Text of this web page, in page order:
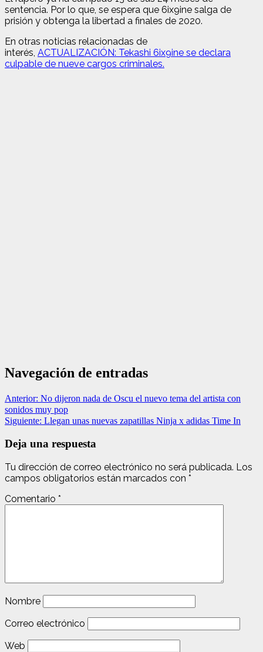
sentencia. Por lo que, se espera que 6ix9ine salga de
prisión y obtenga la libertad a finales de 2020.
En otras noticias relacionadas de
interés, ACTUALIZACIÓN: Tekashi 6ix9ine se declara
culpable de nueve cargos criminales.
Navegación de entradas
Anterior: No dijeron nada de Oscu el nuevo tema del artista con
sonidos muy pop
Siguiente: Llegan unas nuevas zapatillas Ninja x adidas Time In
Deja una respuesta
Tu dirección de correo electrónico no será publicada. Los
campos obligatorios están marcados con *
Comentario *
Nombre
Correo electrónico
Web